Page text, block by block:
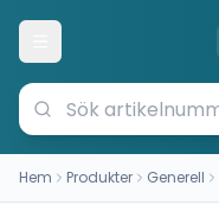
Öppna meny
Hem Produkter Generell